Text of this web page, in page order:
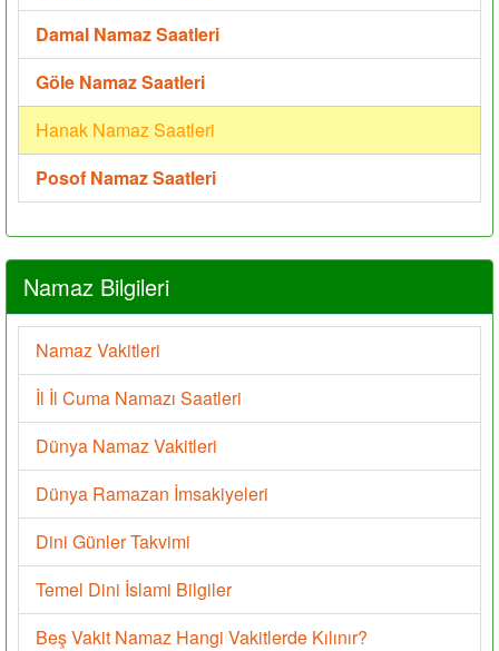
Damal Namaz Saatleri
Göle Namaz Saatleri
Hanak Namaz Saatleri
Posof Namaz Saatleri
Namaz Bilgileri
Namaz Vakitleri
İl İl Cuma Namazı Saatleri
Dünya Namaz Vakitleri
Dünya Ramazan İmsakiyeleri
Dini Günler Takvimi
Temel Dini İslami Bilgiler
Beş Vakit Namaz Hangi Vakitlerde Kılınır?